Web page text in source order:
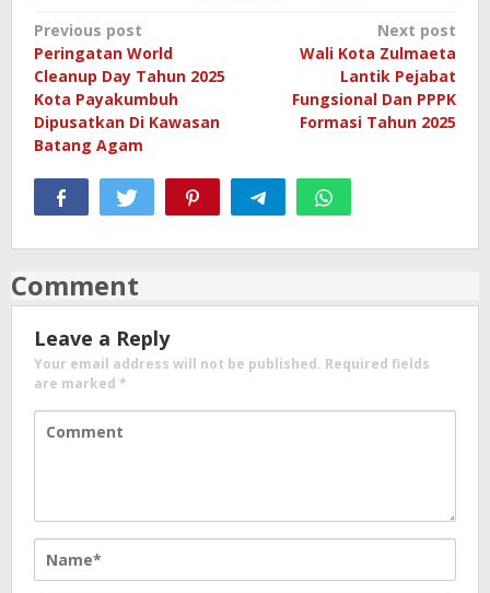
Post
navigation
Previous post
Peringatan World
Cleanup Day Tahun 2025
Kota Payakumbuh
Dipusatkan Di Kawasan
Batang Agam
Next post
Wali Kota Zulmaeta
Lantik Pejabat
Fungsional Dan PPPK
Formasi Tahun 2025
Comment
Leave a Reply
Your email address will not be published. Required fields
are marked *